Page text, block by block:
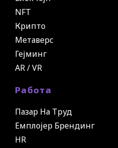
NFT
Крипто
Метаверс
Гејминг
AR / VR
Работа
Пазар На Труд
Емплојер Брендинг
HR